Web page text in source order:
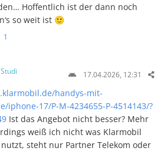
Hoffentlich ist der dann noch
so weit ist 🙂
1
Studi 17.04.2026, 12:31
handys-mit-
iphone-17/P-M-4234655-P-4514143/?
Ist das Angebot nicht besser? Mehr
weiß ich nicht was Klarmobil
steht nur Partner Telekom oder